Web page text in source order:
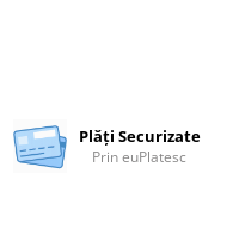
Plăți Securizate
Prin euPlatesc